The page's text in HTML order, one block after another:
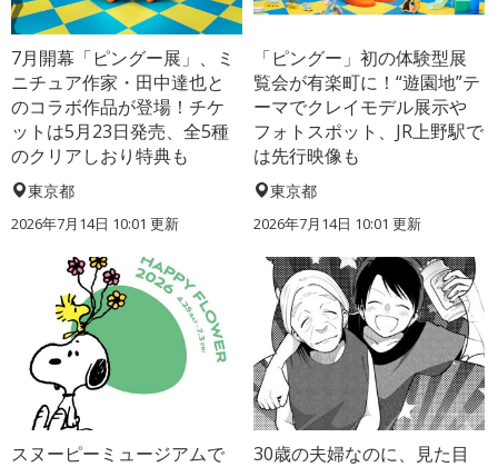
7月開幕「ピングー展」、ミ
ニチュア作家・田中達也と
のコラボ作品が登場！チケ
ットは5月23日発売、全5種
のクリアしおり特典も
東京都
2026年7月14日 10:01 更新
「ピングー」初の体験型展
覧会が有楽町に！“遊園地”テ
ーマでクレイモデル展示や
フォトスポット、JR上野駅で
は先行映像も
東京都
2026年7月14日 10:01 更新
スヌーピーミュージアムで
30歳の夫婦なのに、見た目